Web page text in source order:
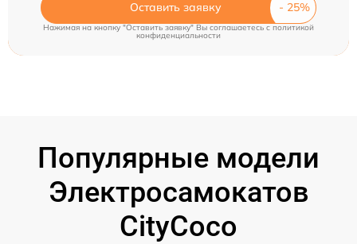
Оставить заявку
Нажимая на кнопку "Оставить заявку" Вы соглашаетесь cполитикой
конфиденциальности
Популярные модели
Электросамокатов
CityCoco